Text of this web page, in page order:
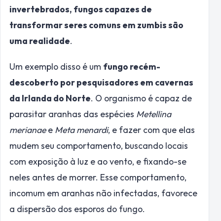
invertebrados, fungos capazes de
transformar seres comuns em zumbis são
uma realidade.
Um exemplo disso é um fungo recém-
descoberto por pesquisadores em cavernas
da Irlanda do Norte. O organismo é capaz de
parasitar aranhas das espécies Metellina
merianaee Meta menardi, e fazer com que elas
mudem seu comportamento, buscando locais
com exposição à luz e ao vento, e fixando-se
neles antes de morrer. Esse comportamento,
incomum em aranhas não infectadas, favorece
a dispersão dos esporos do fungo.